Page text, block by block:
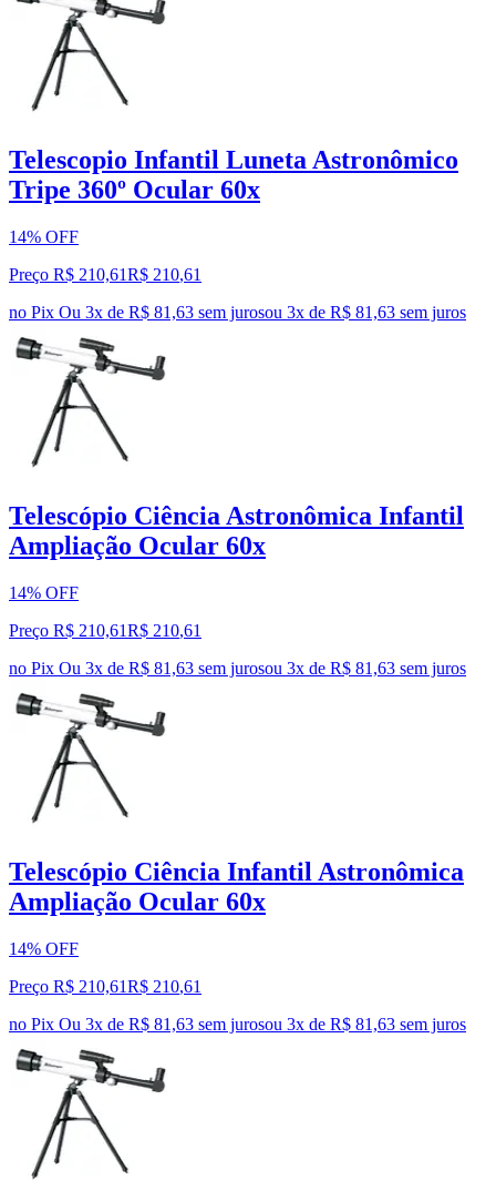
Telescopio Infantil Luneta Astronômico
Tripe 360º Ocular 60x
14% OFF
Preço R$ 210,61R$ 210,61
no Pix Ou 3x de R$ 81,63 sem jurosou 3x de R$ 81,63 sem juros
Telescópio Ciência Astronômica Infantil
Ampliação Ocular 60x
14% OFF
Preço R$ 210,61R$ 210,61
no Pix Ou 3x de R$ 81,63 sem jurosou 3x de R$ 81,63 sem juros
Telescópio Ciência Infantil Astronômica
Ampliação Ocular 60x
14% OFF
Preço R$ 210,61R$ 210,61
no Pix Ou 3x de R$ 81,63 sem jurosou 3x de R$ 81,63 sem juros